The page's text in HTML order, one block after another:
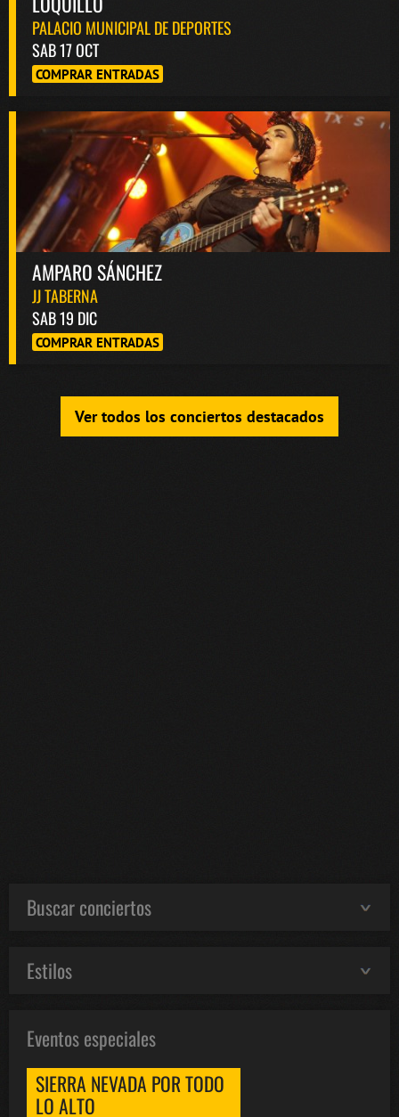
PALACIO MUNICIPAL DE DEPORTES
SAB 17 OCT
COMPRAR ENTRADAS
AMPARO SÁNCHEZ
JJ TABERNA
SAB 19 DIC
COMPRAR ENTRADAS
Ver todos los conciertos destacados
Buscar conciertos
Estilos
Eventos especiales
SIERRA NEVADA POR TODO
LO ALTO